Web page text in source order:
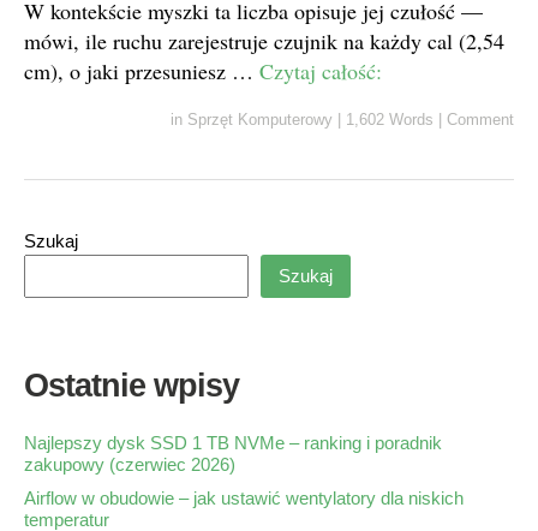
W kontekście myszki ta liczba opisuje jej czułość —
mówi, ile ruchu zarejestruje czujnik na każdy cal (2,54
cm), o jaki przesuniesz … Czytaj całość:
in Sprzęt Komputerowy | 1,602 Words | Comment
Szukaj
Szukaj
Ostatnie wpisy
Najlepszy dysk SSD 1 TB NVMe – ranking i poradnik
zakupowy (czerwiec 2026)
Airflow w obudowie – jak ustawić wentylatory dla niskich
temperatur